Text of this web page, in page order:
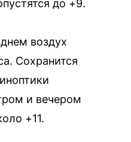
до +9.
воздух
Сохранится
и вечером
+11.